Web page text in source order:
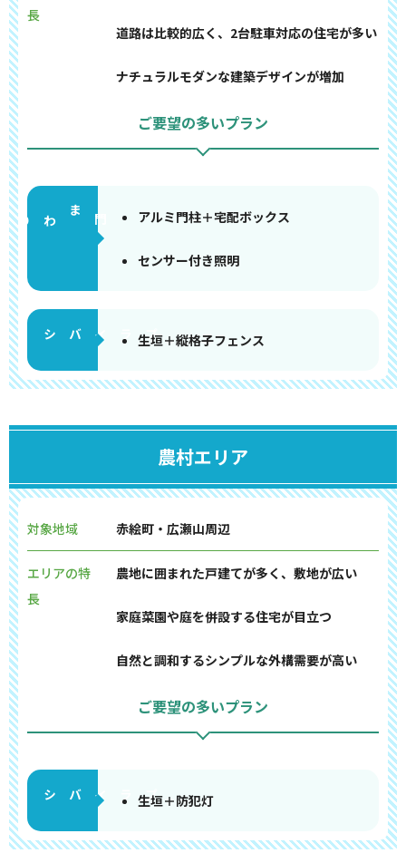
長
道路は比較的広く、2台駐車対応の住宅が多い
ナチュラルモダンな建築デザインが増加
ご要望の多いプラン
門まわり アルミ門柱＋宅配ボックス
センサー付き照明
生垣＋縦格子フェンス
農村エリア
対象地域 赤絵町・広瀬山周辺
エリアの特
長
農地に囲まれた戸建てが多く、敷地が広い
家庭菜園や庭を併設する住宅が目立つ
自然と調和するシンプルな外構需要が高い
ご要望の多いプラン
生垣＋防犯灯